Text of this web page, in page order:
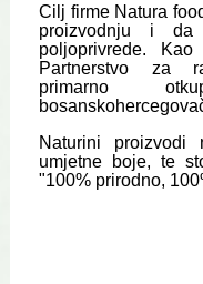
Cilj firme Natura
proizvodnju i
poljoprivrede.
Partnerstvo za
primarno
Naturini proizvodi
umjetne boje, te
"100% prirodno,